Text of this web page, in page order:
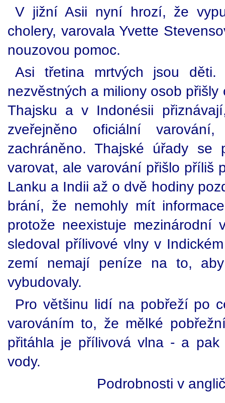
V jižní Asii nyní hrozí, že
cholery, varovala Yvette
nouzovou pomoc.
Asi třetina mrtvých jsou
nezvěstných a miliony osob
Thajsku a v Indonésii
zveřejněno oficiální
zachráněno. Thajské úřady se
varovat, ale varování přišlo příliš
Lanku a Indii až o dvě hodiny
brání, že nemohly mít
protože neexistuje mezinárodní
sledoval přílivové vlny v
zemí nemají peníze na to,
vybudovaly.
Pro většinu lidí na pobřeží po
varováním to, že mělké
přitáhla je přílivová vlna - a
vody.
Podrobnosti v